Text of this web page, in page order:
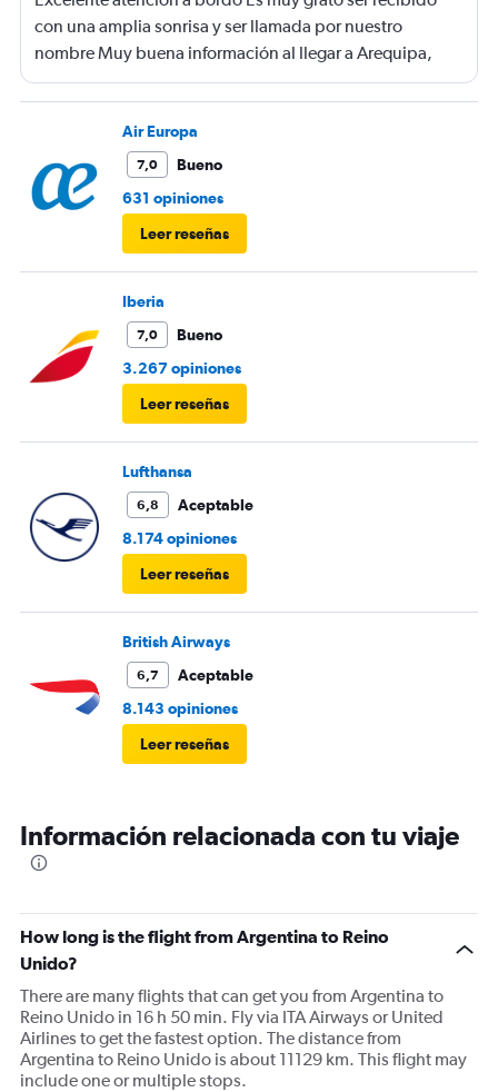
con una amplia sonrisa y ser llamada por nuestro
nombre Muy buena información al llegar a Arequipa,
había personal de LATAM que indicaba la cinta del
equipaje, gratamente sorprendido Asiento muy
cómodo, snacks a la altura Vuelo muy tranquilo y lo
mejor en horario
Air Europa
7,0
Bueno
631 opiniones
Leer reseñas
Iberia
7,0
Bueno
3.267 opiniones
Leer reseñas
Lufthansa
6,8
Aceptable
8.174 opiniones
Leer reseñas
British Airways
6,7
Aceptable
8.143 opiniones
Leer reseñas
Información relacionada con tu viaje
How long is the flight from Argentina to Reino
Unido?
There are many flights that can get you from Argentina to
Reino Unido in 16 h 50 min. Fly via ITA Airways or United
Airlines to get the fastest option. The distance from
Argentina to Reino Unido is about 11129 km. This flight may
include one or multiple stops.